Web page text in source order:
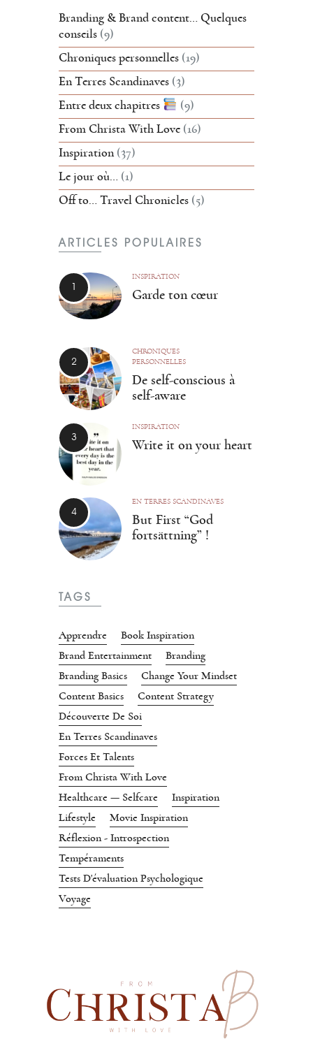
Branding & Brand content… Quelques
conseils (9)
Chroniques personnelles (19)
En Terres Scandinaves (3)
Entre deux chapitres
(9)
From Christa With Love (16)
Inspiration(37)
Le jour où… (1)
Off to… Travel Chronicles (5)
ARTICLES POPULAIRES
INSPIRATION
Garde ton cœur
CHRONIQUES
PERSONNELLES
De self-conscious à
self-aware
INSPIRATION
Write it on your heart
EN TERRES SCANDINAVES
But First “God
fortsättning” !
TAGS
Apprendre
Book Inspiration
Brand Entertainment
Branding
Branding Basics
Change Your Mindset
Content Basics
Content Strategy
Découverte De Soi
En Terres Scandinaves
Forces Et Talents
From Christa With Love
Healthcare — Selfcare
Inspiration
Lifestyle
Movie Inspiration
Réflexion - Introspection
Tempéraments
Tests D'évaluation Psychologique
Voyage